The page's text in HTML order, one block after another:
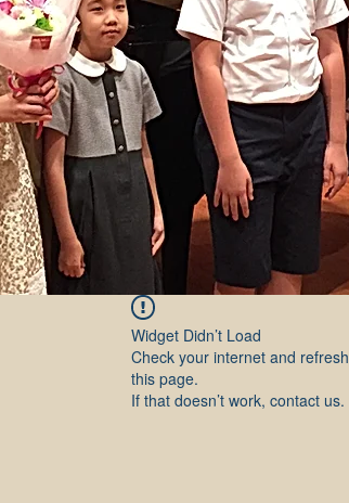
Widget Didn’t Load
Check your internet and refresh
this page.
If that doesn’t work, contact us.